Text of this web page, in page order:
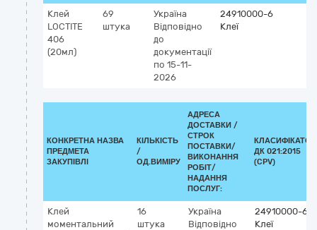
Клей
LOCTITE
406
(20мл)
69
штука
Україна
Відповідно
до
документації
по 15-11-
2026
24910000-6
Клеї
КОНКРЕТНА НАЗВА
ПРЕДМЕТА
ЗАКУПІВЛІ
КІЛЬКІСТЬ
/
ОД.ВИМІРУ
АДРЕСА
ДОСТАВКИ /
СТРОК
ПОСТАВКИ/
ВИКОНАННЯ
РОБІТ/
НАДАННЯ
ПОСЛУГ:
КЛАСИФІКАТОР
ДК 021:2015
(CPV)
Клей
моментальний
16
штука
Україна
Відповідно
24910000-6
Клеї